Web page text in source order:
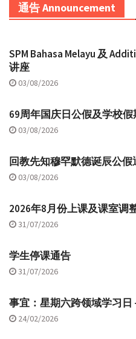
通告 Announcement
SPM Bahasa Melayu 及
讲座
03/08/2026
69周年国庆日公假及学校
03/08/2026
回教先知穆罕默德诞辰公假
03/08/2026
2026年8月份上课及课室调
31/07/2026
学生停课通告
31/07/2026
事宜：星期六跨领域学习日
24/02/2026